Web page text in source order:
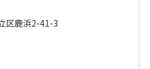
区鹿浜2-41-3